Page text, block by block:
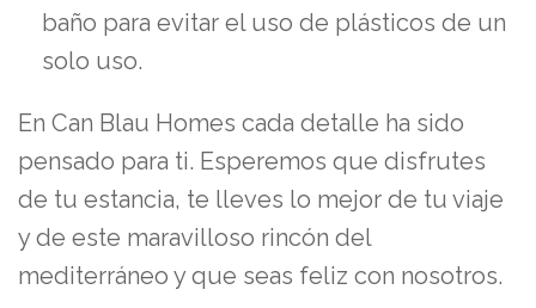
baño para evitar el uso de plásticos de un
solo uso.
En Can Blau Homes cada detalle ha sido
pensado para ti. Esperemos que disfrutes
de tu estancia, te lleves lo mejor de tu viaje
y de este maravilloso rincón del
mediterráneo y que seas feliz con nosotros.